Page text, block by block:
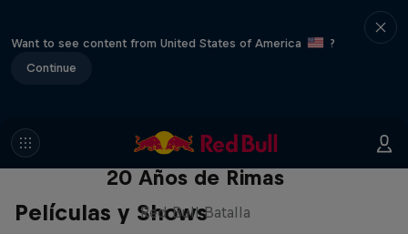
Want to see content from United States of America
?
Continue
Películas y Shows
Red Bull Batalla Nueva Historia:
20 Años de Rimas
Red Bull Batalla